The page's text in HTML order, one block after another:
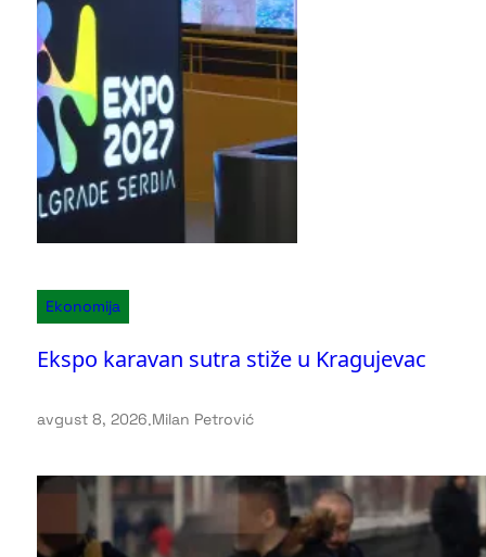
Ekonomija
Ekspo karavan sutra stiže u Kragujevac
avgust 8, 2026.Milan Petrović